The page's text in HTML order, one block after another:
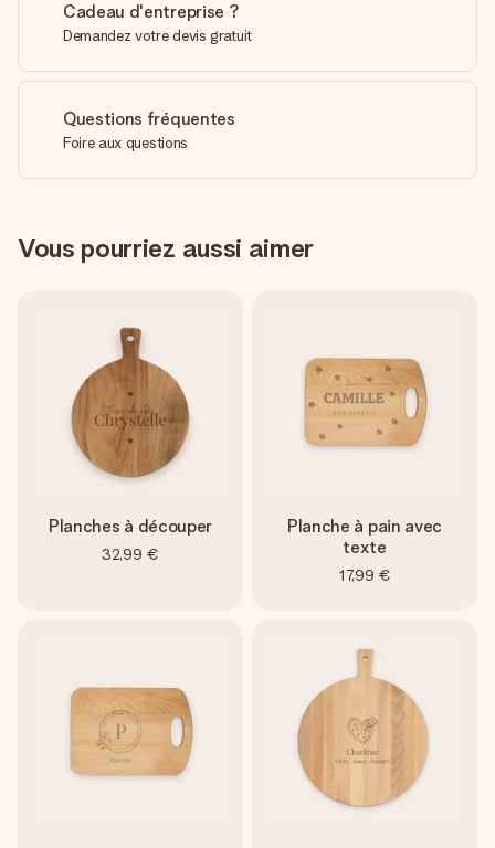
Cadeau d'entreprise ?
Demandez votre devis gratuit
Questions fréquentes
Foire aux questions
Vous pourriez aussi aimer
Planches à découper
32,99 €
Planche à pain avec
texte
17,99 €